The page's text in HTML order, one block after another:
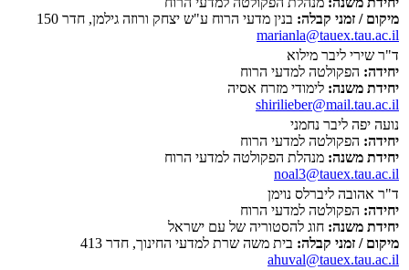
מיקום / זמני קבלה: בנין מדעי הרוח ע"ש יצחק ורוזה גילמן, חדר 150
marianla@tauex.tau.ac.il
ד"ר שירי ליבר מילוא
יחידה: הפקולטה למדעי הרוח
יחידת משנה: לימודי מזרח אסיה
shirilieber@mail.tau.ac.il
נועה יפה ליבר נחמני
יחידה: הפקולטה למדעי הרוח
יחידת משנה: מנהלת הפקולטה למדעי הרוח
noal3@tauex.tau.ac.il
ד"ר אהובה ליברלס נוימן
יחידה: הפקולטה למדעי הרוח
יחידת משנה: חוג להסטוריה של עם ישראל
מיקום / זמני קבלה: בית משה שרת למדעי החינוך, חדר 413
ahuval@tauex.tau.ac.il